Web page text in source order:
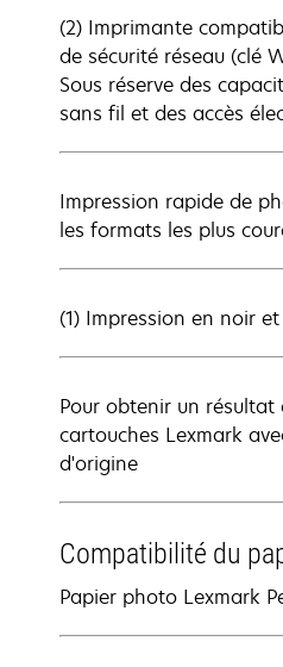
(2) Imprimante
de sécurité réseau (clé
Sous réserve des
sans fil et des accès
Impression rapide de
les formats les plus
(1) Impression en noir
Pour obtenir un résultat
cartouches Lexmark
d'origine
Compatibilité du
Papier photo Lexmark